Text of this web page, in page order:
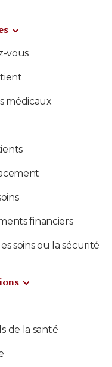
vous
médicaux
financiers
soins ou la sécurité
de la santé